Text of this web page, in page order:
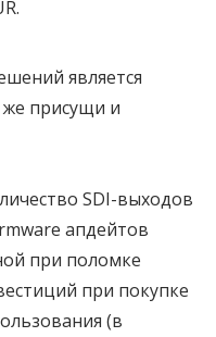
является
присущи и
SDI-выходов
апдейтов
при поломке
при покупке
(в